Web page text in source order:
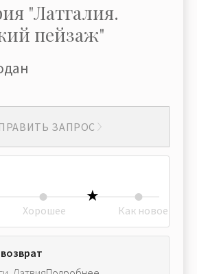
"Латгалия.
пейзаж"
ЗАПРОС
Хорошее Как новое